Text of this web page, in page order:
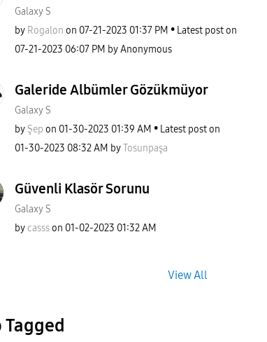
Galaxy S
by Rogalon on ‎07-21-2023 01:37 PM
Latest post on
‎07-21-2023 06:07 PM byAnonymous
Galeride Albümler Gözükmüyor
Galaxy S
by Şep on ‎01-30-2023 01:39 AM
Latest post on
‎01-30-2023 08:32 AM byTosunpaşa
Güvenli Klasör Sorunu
Galaxy S
bycasss on ‎01-02-2023 01:32 AM
View All
Tagged